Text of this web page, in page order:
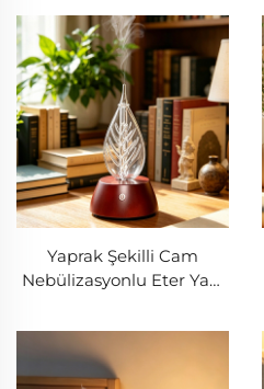
Difüzörü
Yaprak Şekilli Cam
Nebülizasyonlu Eter Yağı
Tabanlı Aroma
Nebülizörü